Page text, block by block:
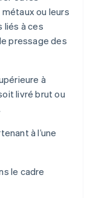
ou leurs
liés à ces
pressage des
à
livré brut ou
à l’une
le cadre